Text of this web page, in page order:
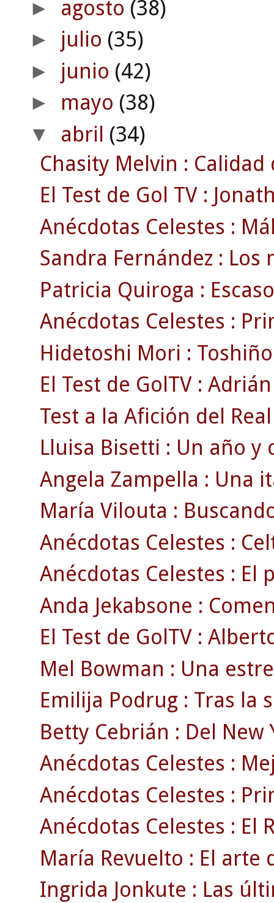
► agosto (38)
► julio (35)
► junio (42)
► mayo (38)
▼ abril (34)
Chasity Melvin :
El Test de Gol TV :
Anécdotas Celestes :
Sandra Fernández :
Patricia Quiroga :
Anécdotas Celestes :
Hidetoshi Mori :
El Test de GolTV :
Test a la Afición del
Lluisa Bisetti : Un año y
Angela Zampella : Una
María Vilouta :
Anécdotas Celestes :
Anécdotas Celestes : El
Anda Jekabsone :
El Test de GolTV :
Mel Bowman : Una
Emilija Podrug : Tras la
Betty Cebrián : Del New
Anécdotas Celestes :
Anécdotas Celestes :
Anécdotas Celestes : El
María Revuelto : El arte
Ingrida Jonkute : Las